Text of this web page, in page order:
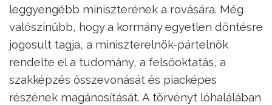
leggyengébb miniszterének a rovására. Még
valószínűbb, hogy a kormány egyetlen döntésre
jogosult tagja, a miniszterelnök-pártelnök
rendelte el a tudomány, a felsőoktatás, a
szakképzés összevonását és piacképes
részének magánosítását. A törvényt lóhalálában